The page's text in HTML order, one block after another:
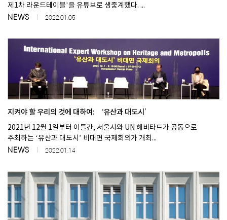
제1차 라운드테이블’을 유튜브로 생중계했다. ...
NEWS 2022.01.05
지켜야 할 우리의 것에 대하여: ‘유산과 대도시’
2021년 12월 1일부터 이틀간, 서울시와 UN 해비타트가 공동으로
주최하는 ‘유산과 대도시’ 비대면 국제회의가 개최...
NEWS 2022.01.14